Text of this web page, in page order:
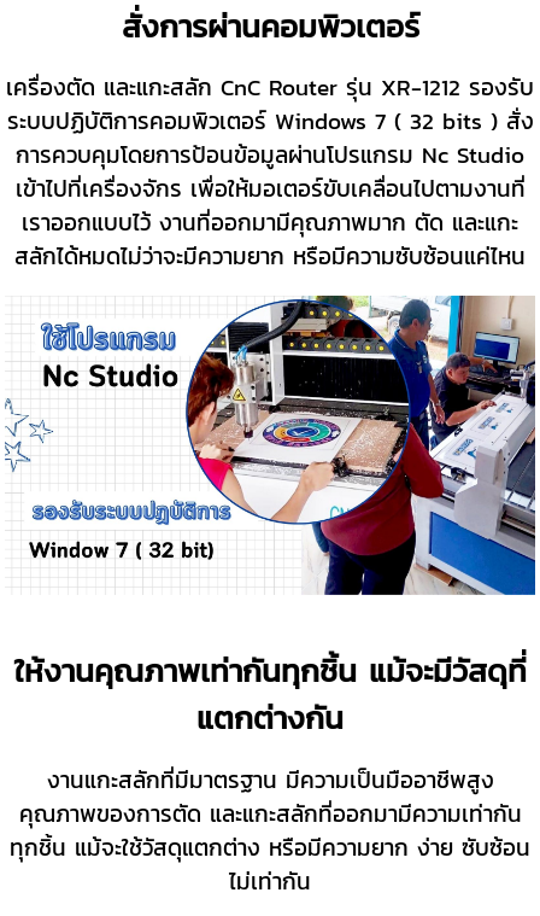
สั่งการผ่านคอมพิวเตอร์
เครื่องตัด และแกะสลัก CnC Router รุ่น XR-1212 รองรับ
ระบบปฏิบัติการคอมพิวเตอร์ Windows 7 ( 32 bits ) สั่ง
การควบคุมโดยการป้อนข้อมูลผ่านโปรแกรม Nc Studio
เข้าไปที่เครื่องจักร เพื่อให้มอเตอร์ขับเคลื่อนไปตามงานที่
เราออกแบบไว้ งานที่ออกมามีคุณภาพมาก ตัด และแกะ
สลักได้หมดไม่ว่าจะมีความยาก หรือมีความซับซ้อนแค่ไหน
ให้งานคุณภาพเท่ากันทุกชิ้น แม้จะมีวัสดุที่
แตกต่างกัน
งานแกะสลักที่มีมาตรฐาน มีความเป็นมืออาชีพสูง
คุณภาพของการตัด และแกะสลักที่ออกมามีความเท่ากัน
ทุกชิ้น แม้จะใช้วัสดุแตกต่าง หรือมีความยาก ง่าย ซับซ้อน
ไม่เท่ากัน